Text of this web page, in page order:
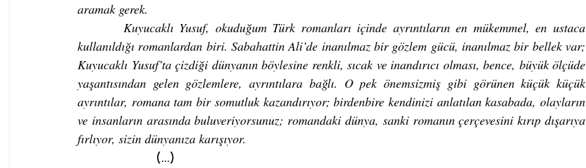
aramak gerek.
Kuyucaklı Yusuf, okuduğum Türk romanları içinde ayrıntıların en mükemmel, en ustaca
kullanıldığı romanlardan biri. Sabahattin Ali’de inanılmaz bir gözlem gücü, inanılmaz bir bellek var;
Kuyucaklı Yusuf’ta çizdiği dünyanın böylesine renkli, sıcak ve inandırıcı olması, bence, büyük ölçüde
yaşantısından gelen gözlemlere, ayrıntılara bağlı. O pek önemsizmiş gibi görünen küçük küçük
ayrıntılar, romana tam bir somutluk kazandırıyor; birdenbire kendinizi anlatılan kasabada, olayların
ve insanların arasında buluveriyorsunuz; romandaki dünya, sanki romanın çerçevesini kırıp dışarıya
fırlıyor, sizin dünyanıza karışıyor.
(…)